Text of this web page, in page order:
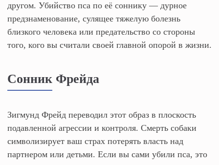
другом. Убийство пса по её соннику — дурное
предзнаменование, сулящее тяжелую болезнь
близкого человека или предательство со стороны
того, кого вы считали своей главной опорой в жизни.
Сонник Фрейда
Зигмунд Фрейд переводил этот образ в плоскость
подавленной агрессии и контроля. Смерть собаки
символизирует ваш страх потерять власть над
партнером или детьми. Если вы сами убили пса, это